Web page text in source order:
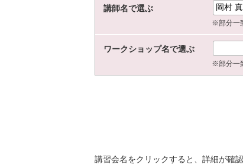
講師名で選ぶ
※部分一
ワークショップ名で選ぶ
※部分一
講習会名をクリックすると、詳細が確